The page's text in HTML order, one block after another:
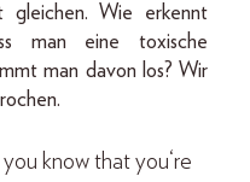
gleichen. Wie erkennt
man eine toxische
man davon los? Wir
know that you‘re